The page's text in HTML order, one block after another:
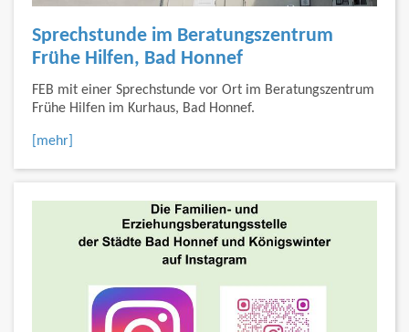
Sprechstunde im Beratungszentrum
Frühe Hilfen, Bad Honnef
FEB mit einer Sprechstunde vor Ort im Beratungszentrum
Frühe Hilfen im Kurhaus, Bad Honnef.
[mehr]